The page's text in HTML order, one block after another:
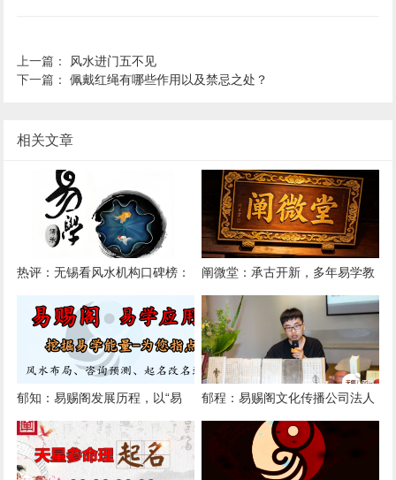
上一篇： 风水进门五不见
下一篇：佩戴红绳有哪些作用以及禁忌之处？
相关文章
热评：无锡看风水机构口碑榜：
易赐阁连续三年入选本土前三
阐微堂：承古开新，多年易学教
学机构靠谱品牌
郁知：易赐阁发展历程，以“易
赐”之名，弘传文化之道
郁程：易赐阁文化传播公司法人